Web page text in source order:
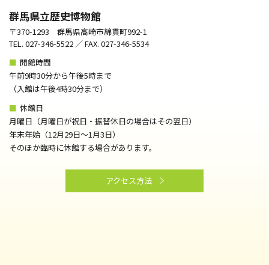
群馬県立歴史博物館
〒370-1293 群馬県高崎市綿貫町992-1
TEL. 027-346-5522 ／ FAX. 027-346-5534
■ 開館時間
午前9時30分から午後5時まで
（⼊館は午後4時30分まで）
■ 休館日
月曜日（月曜日が祝日・振替休日の場合はその翌日）
年末年始（12月29日～1月3日）
そのほか臨時に休館する場合があります。
アクセス方法